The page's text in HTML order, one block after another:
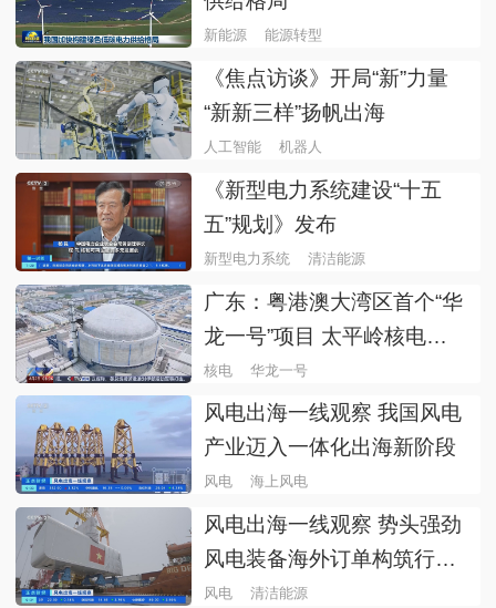
新能源 能源转型
《焦点访谈》开局“新”力量
“新新三样”扬帆出海
人工智能 机器人
《新型电力系统建设“十五
五”规划》发布
新型电力系统 清洁能源
广东：粤港澳大湾区首个“华
龙一号”项目 太平岭核电项
目2号机组正式投产发电
核电 华龙一号
风电出海一线观察 我国风电
产业迈入一体化出海新阶段
风电 海上风电
风电出海一线观察 势头强劲
风电装备海外订单构筑行业
增长新引擎
风电 清洁能源